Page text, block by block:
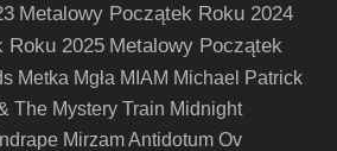
Metalowy Początek Roku 2024
Roku 2025 Metalowy Początek
Metka Mgła MIAM Michael Patrick
The Mystery Train Midnight
Mirzam Antidotum Ov